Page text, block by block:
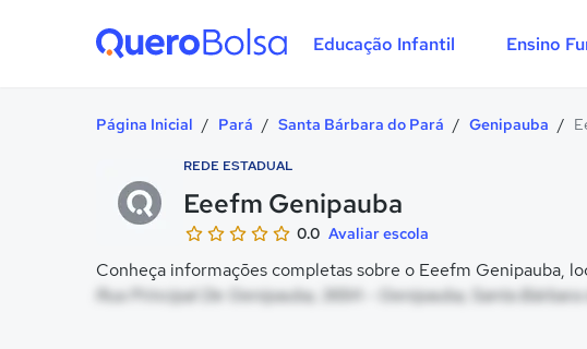
Educação Infantil Ensino
Página Inicial / Pará / Santa Bárbara do Pará / Genipauba /
REDE ESTADUAL
Eeefm Genipauba
0.0 Avaliar escola
Conheça informações completas sobre o Eeefm Genipauba,
Rua Principal De Genipauba, 369A - Genipauba, Santa Bárbara